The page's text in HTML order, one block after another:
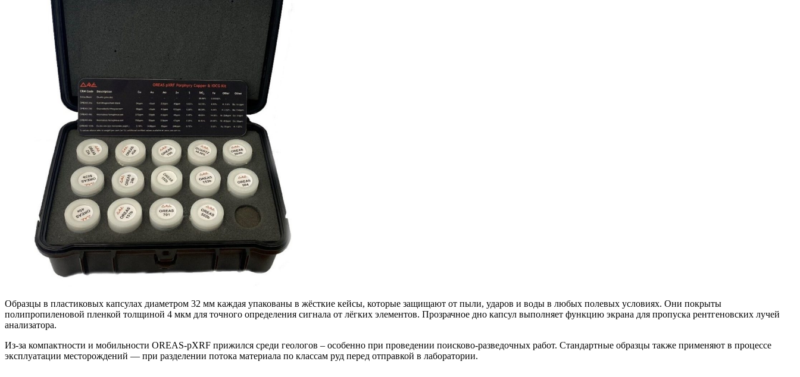
Образцы в пластиковых капсулах диаметром 32 мм каждая упакованы в жёсткие кейсы, которые защищают от пыли, ударов и воды в любых полевых условиях. Они покрыты
полипропиленовой пленкой толщиной 4 мкм для точного определения сигнала от лёгких элементов. Прозрачное дно капсул выполняет функцию экрана для пропуска рентгеновских лучей
анализатора.
Из-за компактности и мобильности OREAS-pXRF прижился среди геологов – особенно при проведении поисково-разведочных работ. Стандартные образцы также применяют в процессе
эксплуатации месторождений — при разделении потока материала по классам руд перед отправкой в лаборатории.